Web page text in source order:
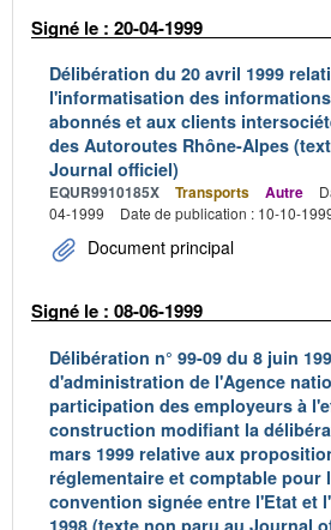
Signé le : 20-04-1999
Délibération du 20 avril 1999
l'informatisation des
abonnés et aux clients
des Autoroutes Rhône-Alpes
Journal officiel)
EQUR9910185X Transports Autre
04-1999
Date de publication : 10-10-
Document principal
Signé le : 08-06-1999
Délibération n° 99-09 du 8 juin
d'administration de l'Agence
participation des employeurs à
construction modifiant la
mars 1999 relative aux
réglementaire et comptable pour
convention signée entre l'Etat et
1998 (texte non paru au Journal